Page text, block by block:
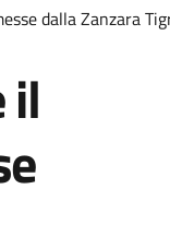
dalla Zanzara
il